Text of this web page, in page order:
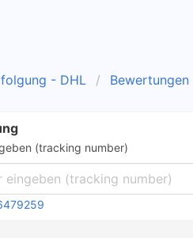
- DHL
(tracking number)